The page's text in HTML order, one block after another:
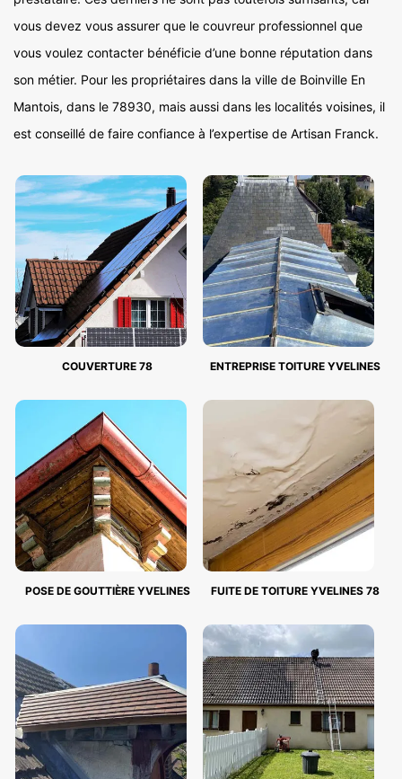
vous devez vous assurer que le couvreur professionnel que
vous voulez contacter bénéficie d’une bonne réputation dans
son métier. Pour les propriétaires dans la ville de Boinville En
Mantois, dans le 78930, mais aussi dans les localités voisines, il
est conseillé de faire confiance à l’expertise de Artisan Franck.
COUVERTURE 78 ENTREPRISE TOITURE YVELINES
POSE DE GOUTTIÈRE YVELINES FUITE DE TOITURE YVELINES 78